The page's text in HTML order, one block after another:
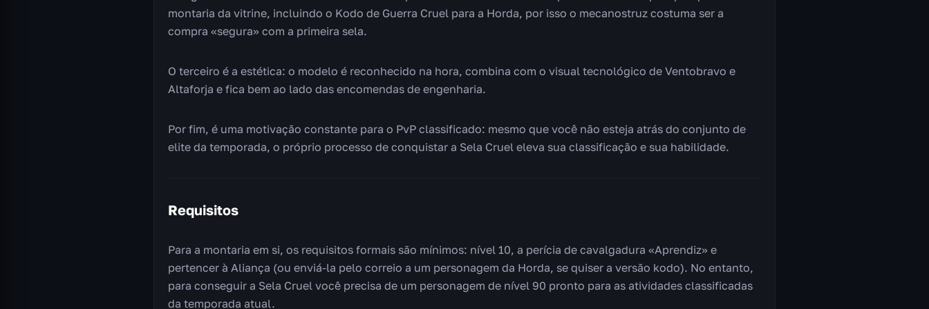
montaria da vitrine, incluindo o Kodo de Guerra Cruel para a Horda, por isso o mecanostruz costuma ser a
compra «segura» com a primeira sela.
O terceiro é a estética: o modelo é reconhecido na hora, combina com o visual tecnológico de Ventobravo e
Altaforja e fica bem ao lado das encomendas de engenharia.
Por fim, é uma motivação constante para o PvP classificado: mesmo que você não esteja atrás do conjunto de
elite da temporada, o próprio processo de conquistar a Sela Cruel eleva sua classificação e sua habilidade.
Requisitos
Para a montaria em si, os requisitos formais são mínimos: nível 10, a perícia de cavalgadura «Aprendiz» e
pertencer à Aliança (ou enviá-la pelo correio a um personagem da Horda, se quiser a versão kodo). No entanto,
para conseguir a Sela Cruel você precisa de um personagem de nível 90 pronto para as atividades classificadas
da temporada atual.